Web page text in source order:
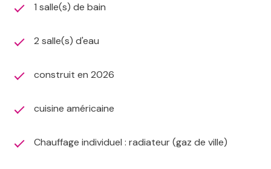
1 salle(s) de bain
2 salle(s) d'eau
construit en 2026
cuisine américaine
Chauffage individuel : radiateur (gaz de ville)